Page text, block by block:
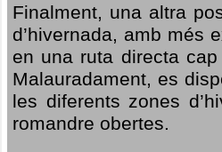
Finalment, una altra
d’hivernada, amb més
en una ruta directa
Malauradament, es
les diferents zones
romandre obertes.